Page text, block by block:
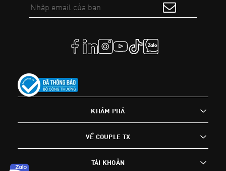
KHÁM PHÁ
VỀ COUPLE TX
TÀI KHOẢN